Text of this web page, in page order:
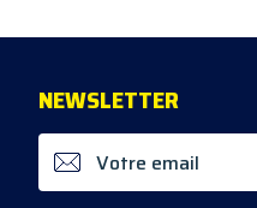
NEWSLETTER